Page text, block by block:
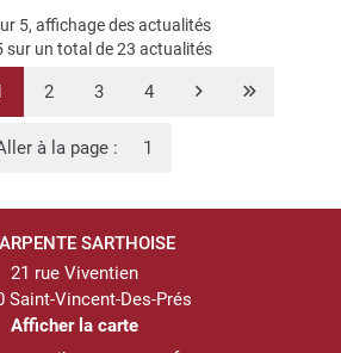
5, affichage des actualités
sur un total de 23 actualités
2 3 4
à la page :
SARTHOISE
21 rue Viventien
Saint-Vincent-Des-Prés
Afficher la carte